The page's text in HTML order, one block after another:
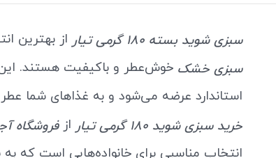
سبزی شوید بسته 180 گرمی تیار
از بهترین
سبزی خشک خوش‌عطر و باکیفیت هستند.
استاندارد عرضه می‌شود و به غذاهای شما
خرید سبزی شوید 180 گرمی تیار
ازفروشگاه
انتخاب مناسبی برای خانواده‌هایی است که